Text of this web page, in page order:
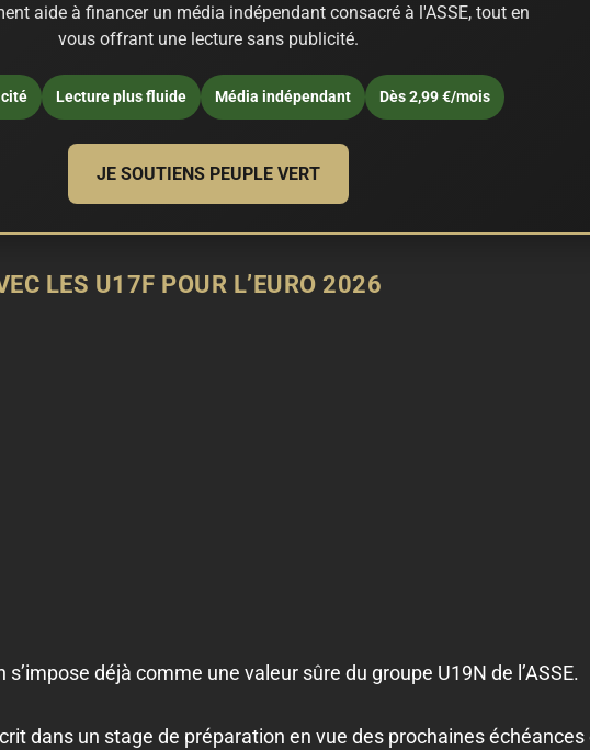
aide à financer un média indépendant consacré à l'ASSE, tout en
vous offrant une lecture sans publicité.
Lecture plus fluide Média indépendant Dès 2,99 €/mois
JE SOUTIENS PEUPLE VERT
LES U17F POUR L’EURO 2026
déjà comme une valeur sûre du groupe U19N de l’ASSE.
dans un stage de préparation en vue des prochaines